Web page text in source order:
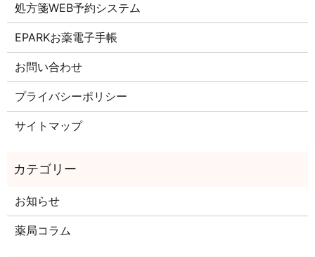
処方箋WEB予約システム
EPARKお薬電子手帳
お問い合わせ
プライバシーポリシー
サイトマップ
お知らせ
薬局コラム